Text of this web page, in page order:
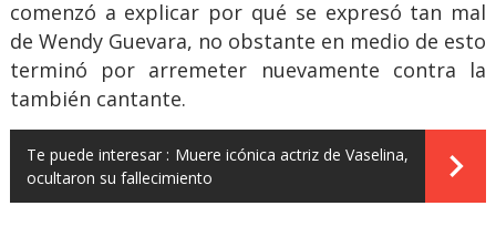
comenzó a explicar por qué se expresó tan mal
de Wendy Guevara, no obstante en medio de esto
terminó por arremeter nuevamente contra la
también cantante.
Te puede interesar : Muere icónica actriz de Vaselina,
ocultaron su fallecimiento